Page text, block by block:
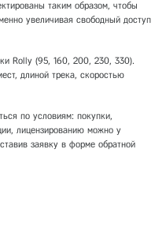
таким образом, чтобы
увеличивая свободный доступ
Rolly (95, 160, 200, 230, 330).
длиной трека, скоростью
по условиям: покупки,
лицензированию можно у
заявку в форме обратной